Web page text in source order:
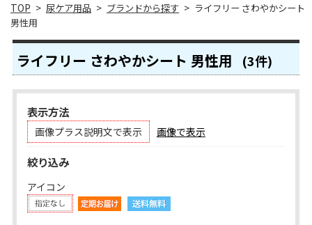
> 尿ケア用品 > ブランドから探す > ライフリー さわやかシート
男性用
ライフリー さわやかシート 男性用 (3件)
表示方法
画像プラス説明文で表示 画像で表示
絞り込み
アイコン